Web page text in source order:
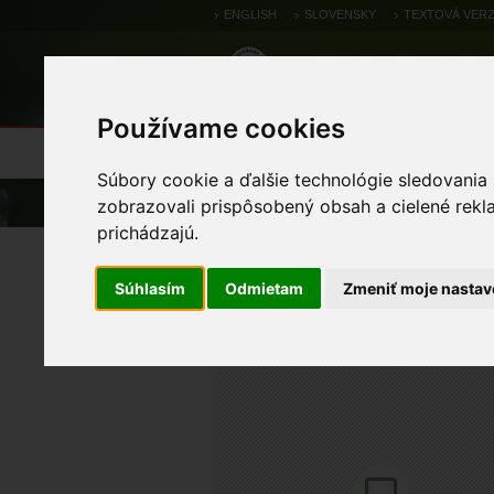
Používame cookies
Súbory cookie a ďalšie technológie
zobrazovali prispôsobený obsah a cielené
prichádzajú.
Súhlasím Odmietam Zmeniť moje
ENGLISH SLOVENSKY TEXTOVÁ
Úvod Pozorovania a výskytové dáta
Bukové a jedľové